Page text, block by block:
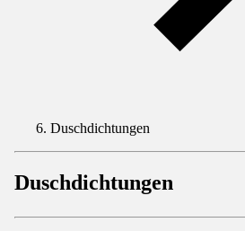
Duschdichtungen
Duschdichtungen